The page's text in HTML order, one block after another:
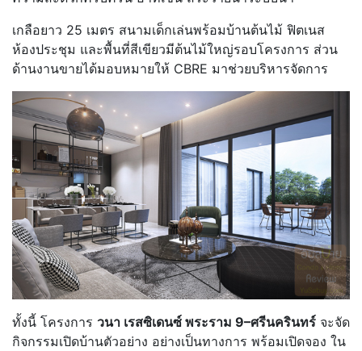
เกลือยาว 25 เมตร สนามเด็กเล่นพร้อมบ้านต้นไม้ ฟิตเนส
ห้องประชุม และพื้นที่สีเขียวมีต้นไม้ใหญ่รอบโครงการ ส่วน
ด้านงานขายได้มอบหมายให้ CBRE มาช่วยบริหารจัดการ
ทั้งนี้ โครงการ วนา เรสซิเดนซ์ พระราม 9–ศรีนครินทร์ จะจัด
กิจกรรมเปิดบ้านตัวอย่าง อย่างเป็นทางการ พร้อมเปิดจอง ใน